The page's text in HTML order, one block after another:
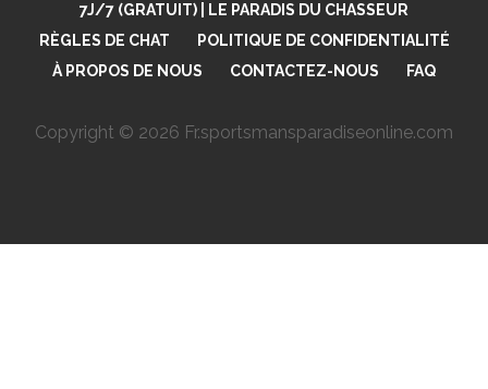
7J/7 (GRATUIT) | LE PARADIS DU CHASSEUR
RÈGLES DE CHAT
POLITIQUE DE CONFIDENTIALITÉ
À PROPOS DE NOUS
CONTACTEZ-NOUS FAQ
Copyright © 2026 Fr.sportsmansparadiseonline.com